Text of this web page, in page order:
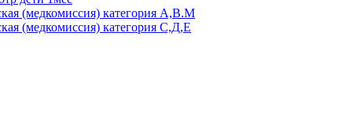
(медкомиссия) категория А,В.М
(медкомиссия) категория С,Д,Е